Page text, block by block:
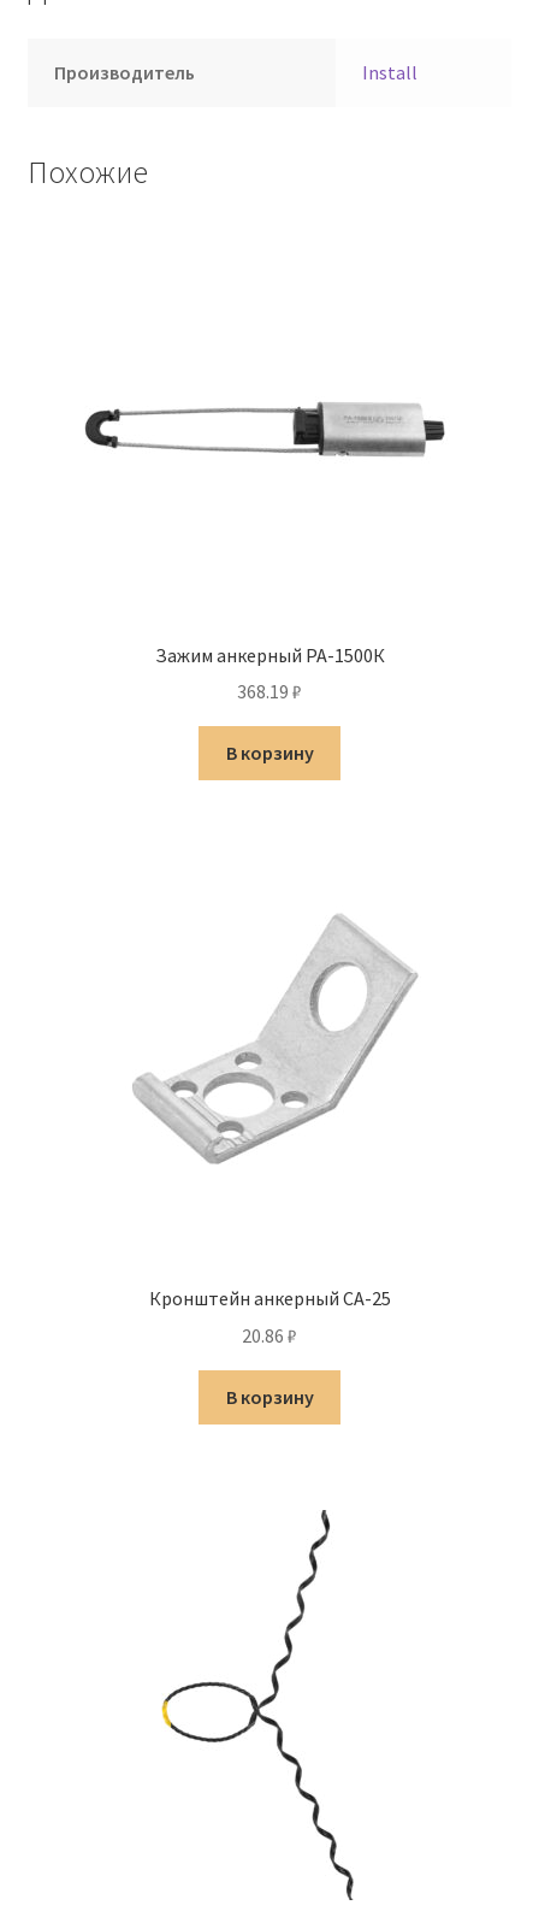
Производитель Install
Похожие
Зажим анкерный PA-1500К
368.19 ₽
В корзину
Кронштейн анкерный CA-25
20.86 ₽
В корзину